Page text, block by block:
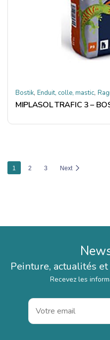
Bostik, Enduit, colle, mastic,
MIPLASOL TRAFIC 3 –
1 2 3 Next
Peinture, actualités
Recevez les